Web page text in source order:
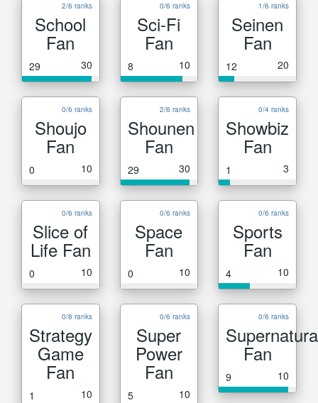
2/6 ranks
School
Fan
29 30
0/6 ranks
Sci-Fi
Fan
8 10
1/6 ranks
Seinen
Fan
12 20
0/6 ranks
Shoujo
Fan
0 10
2/6 ranks
Shounen
Fan
29 30
0/4 ranks
Showbiz
Fan
1 3
0/6 ranks
Slice of
Life Fan
0 10
0/6 ranks
Space
Fan
0 10
0/6 ranks
Sports
Fan
4 10
0/8 ranks
Strategy
Game
Fan
1 10
0/6 ranks
Super
Power
Fan
5 10
0/6 ranks
Fan
9 10